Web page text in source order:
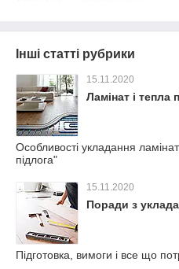
Інші статті рубрики
15.11.2020
Ламінат і тепла
Особливості укладання
підлога"
15.11.2020
Поради з
Підготовка, вимоги і все що